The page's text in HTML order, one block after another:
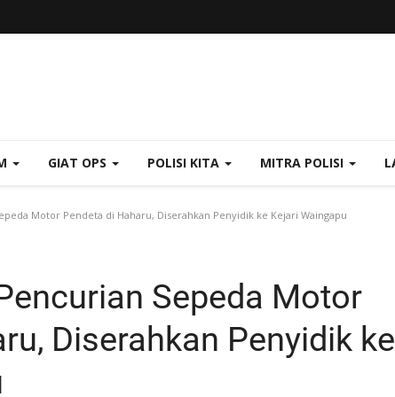
GIAT OPS POLISI KITA MITRA POLISI
Motor Pendeta di Haharu, Diserahkan Penyidik ke Kejari Waingapu
Sepeda Motor
Diserahkan Penyidik ke